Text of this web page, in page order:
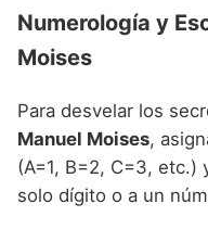
Numerología y
Moises
Para desvelar los
Manuel Moises,
(A=1, B=2, C=3, etc.)
solo dígito o a un